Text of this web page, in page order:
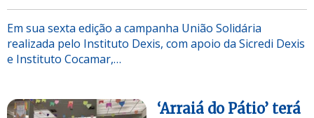
Em sua sexta edição a campanha União Solidária
realizada pelo Instituto Dexis, com apoio da Sicredi Dexis
e Instituto Cocamar,…
‘Arraiá do Pátio’ terá